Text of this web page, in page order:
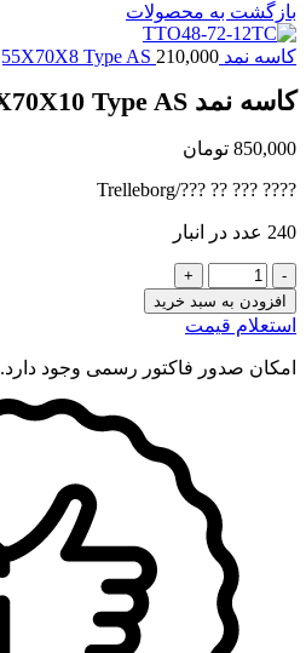
بازگشت به محصولات
کاسه نمد NBR B1FUD3SL2|55X70X8 Type AS 210,000
کاسه نمد NBR 50X70X10 Type AS
850,000 تومان
???? ??? ?? ???/Trelleborg
240 عدد در انبار
کاسه
نمد
NBR
50X70X10
Type
AS
افزودن به سبد خرید
استعلام قیمت
امکان صدور فاکتور رسمی وجود دارد.